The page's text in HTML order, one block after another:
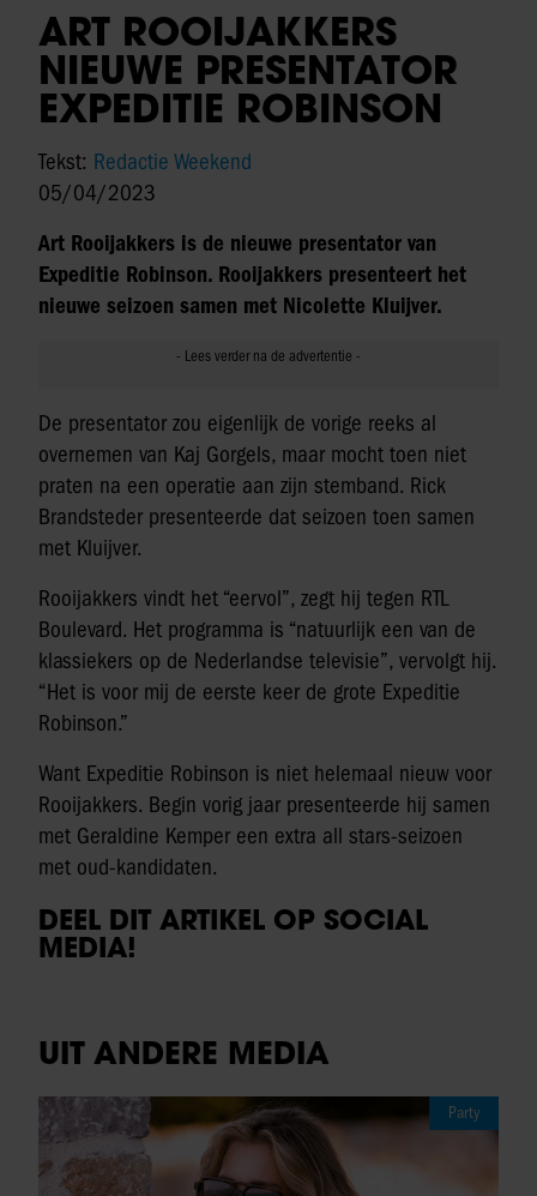
ART ROOIJAKKERS
NIEUWE PRESENTATOR
EXPEDITIE ROBINSON
Tekst: Redactie Weekend
05/04/2023
Art Rooijakkers is de nieuwe presentator van
Expeditie Robinson. Rooijakkers presenteert het
nieuwe seizoen samen met Nicolette Kluijver.
De presentator zou eigenlijk de vorige reeks al
overnemen van Kaj Gorgels, maar mocht toen niet
praten na een operatie aan zijn stemband. Rick
Brandsteder presenteerde dat seizoen toen samen
met Kluijver.
Rooijakkers vindt het “eervol”, zegt hij tegen RTL
Boulevard. Het programma is “natuurlijk een van de
klassiekers op de Nederlandse televisie”, vervolgt hij.
“Het is voor mij de eerste keer de grote Expeditie
Robinson.”
Want Expeditie Robinson is niet helemaal nieuw voor
Rooijakkers. Begin vorig jaar presenteerde hij samen
met Geraldine Kemper een extra all stars-seizoen
met oud-kandidaten.
DEEL DIT ARTIKEL OP SOCIAL
MEDIA!
UIT ANDERE MEDIA
Party